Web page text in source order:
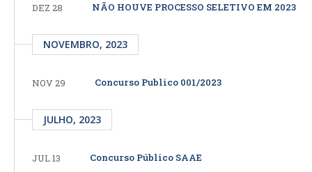
DEZ 28 NÃO HOUVE PROCESSO SELETIVO EM 2023
NOVEMBRO, 2023
NOV 29 Concurso Publico 001/2023
JULHO, 2023
JUL 13 Concurso Público SAAE